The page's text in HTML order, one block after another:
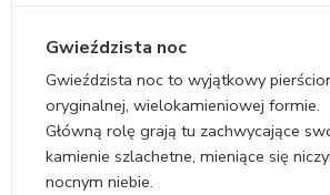
Gwieździsta noc
Gwieździsta noc to wyjątkowy
oryginalnej, wielokamieniowej formie.
Główną rolę grają tu zachwycające
kamienie szlachetne, mieniące się
nocnym niebie.